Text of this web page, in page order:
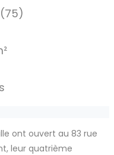
ont ouvert au 83 rue
leur quatrième